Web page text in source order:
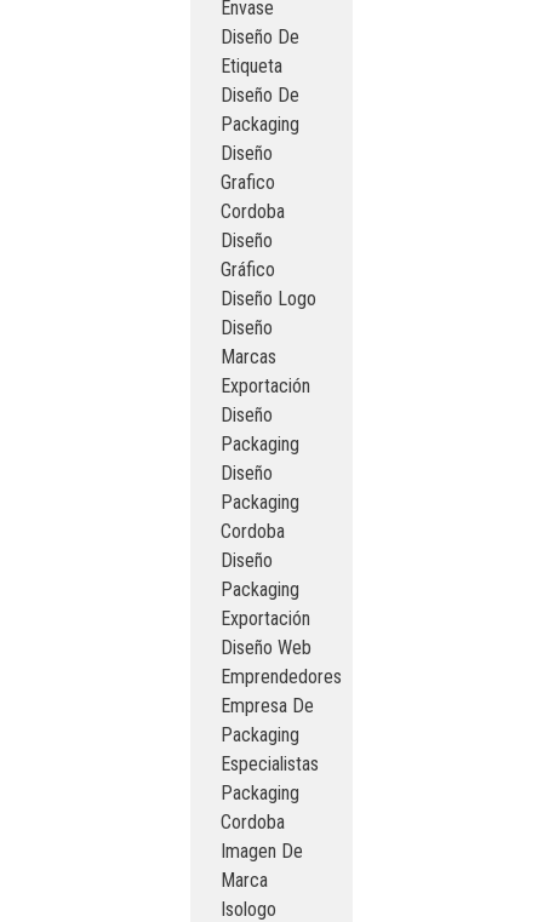
Envase
Diseño De
Etiqueta
Diseño De
Packaging
Diseño
Grafico
Cordoba
Diseño
Gráfico
Diseño Logo
Diseño
Marcas
Exportación
Diseño
Packaging
Diseño
Packaging
Cordoba
Diseño
Packaging
Exportación
Diseño Web
Emprendedores
Empresa De
Packaging
Especialistas
Packaging
Cordoba
Imagen De
Marca
Isologo